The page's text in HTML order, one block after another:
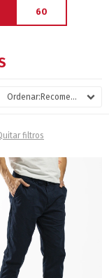
60
Recomendados
filtros